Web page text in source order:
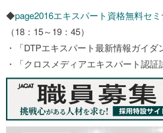
◆page2016エキスパート資格無料セ
（18：15～19：45）
・「DTPエキスパート最新情報ガイダ
・「クロスメディアエキスパート認証